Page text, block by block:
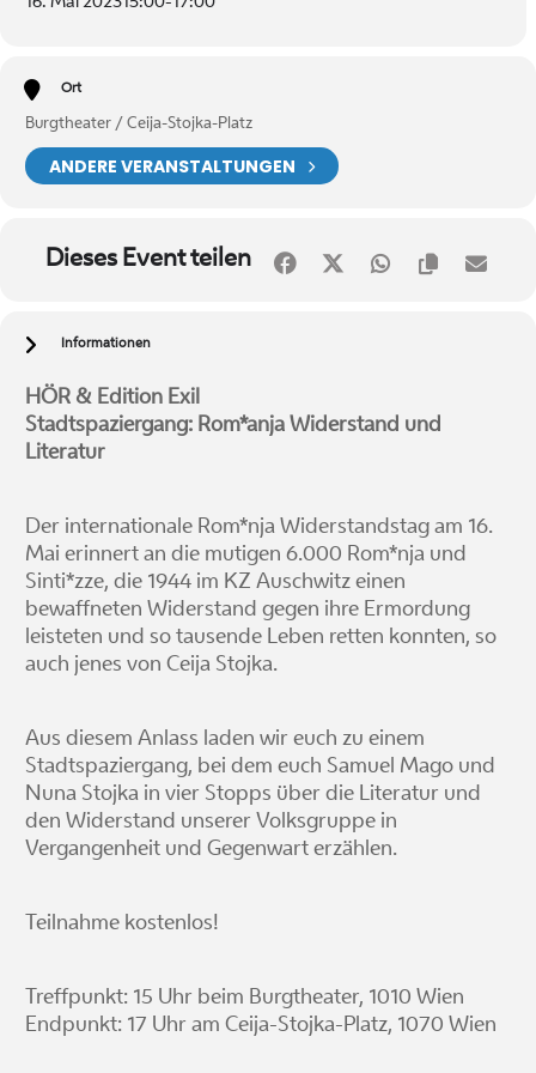
Ort
Burgtheater / Ceija-Stojka-Platz
ANDERE VERANSTALTUNGEN
Dieses Event teilen
Informationen
HÖR & Edition Exil
Stadtspaziergang: Rom*anja Widerstand und
Literatur
Der internationale Rom*nja Widerstandstag am 16.
Mai erinnert an die mutigen 6.000 Rom*nja und
Sinti*zze, die 1944 im KZ Auschwitz einen
bewaffneten Widerstand gegen ihre Ermordung
leisteten und so tausende Leben retten konnten, so
auch jenes von Ceija Stojka.
Aus diesem Anlass laden wir euch zu einem
Stadtspaziergang, bei dem euch Samuel Mago und
Nuna Stojka in vier Stopps über die Literatur und
den Widerstand unserer Volksgruppe in
Vergangenheit und Gegenwart erzählen.
Teilnahme kostenlos!
Treffpunkt: 15 Uhr beim Burgtheater, 1010 Wien
Endpunkt: 17 Uhr am Ceija-Stojka-Platz, 1070 Wien